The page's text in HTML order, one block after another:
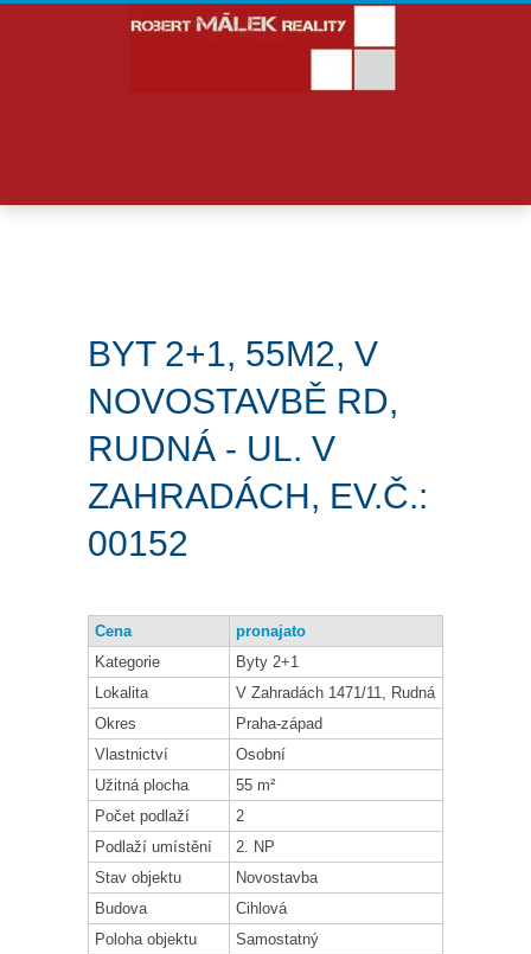
BYT 2+1, 55M2, V
NOVOSTAVBĚ RD,
RUDNÁ - UL. V
ZAHRADÁCH, EV.Č.:
00152
Cena
pronajato
Kategorie
Byty 2+1
Lokalita
V Zahradách 1471/11, Rudná
Okres
Praha-západ
Vlastnictví
Osobní
Užitná plocha
55 m²
Počet podlaží
2
Podlaží umístění
2. NP
Stav objektu
Novostavba
Budova
Cihlová
Poloha objektu
Samostatný